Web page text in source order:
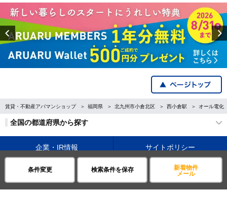
条件変更 検索条件を保存
新着物件
メール
Previous
賃貸・不動産アパマンショップ 福岡県 北九州市小倉北区 西小倉駅 オール電化
全国の都道府県から探す
企業・IR情報 サイトポリシー
プライバシーポリシー 運営会社について